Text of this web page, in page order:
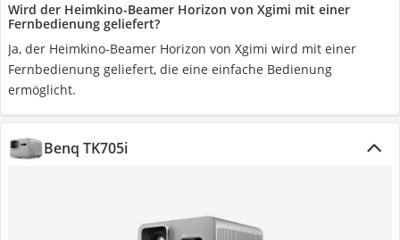
Wird der Heimkino-Beamer Horizon von Xgimi mit einer
Fernbedienung geliefert?
Ja, der Heimkino-Beamer Horizon von Xgimi wird mit einer
Fernbedienung geliefert, die eine einfache Bedienung
ermöglicht.
Benq TK705i